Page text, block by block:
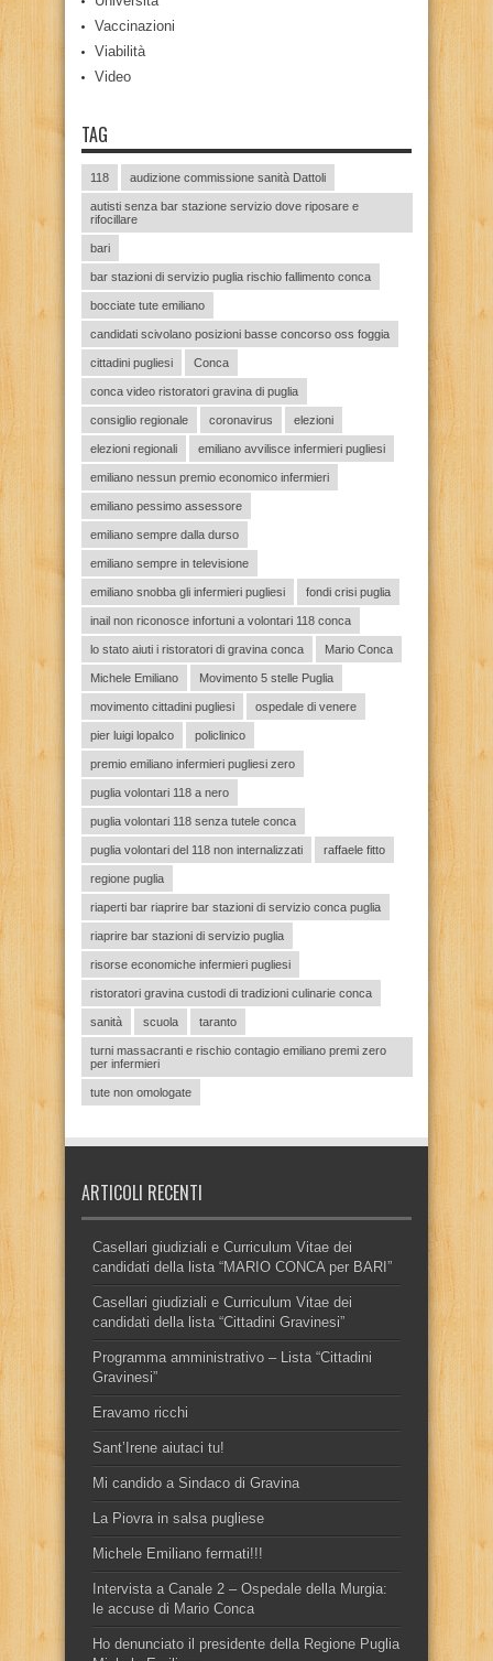
Vaccinazioni
Viabilità
Video
TAG
118 audizione commissione sanità Dattoli
autisti senza bar stazione servizio dove riposare e
rifocillare
bari
bar stazioni di servizio puglia rischio fallimento conca
bocciate tute emiliano
candidati scivolano posizioni basse concorso oss foggia
cittadini pugliesi Conca
conca video ristoratori gravina di puglia
consiglio regionale coronavirus elezioni
elezioni regionali emiliano avvilisce infermieri pugliesi
emiliano nessun premio economico infermieri
emiliano pessimo assessore
emiliano sempre dalla durso
emiliano sempre in televisione
emiliano snobba gli infermieri pugliesi fondi crisi puglia
inail non riconosce infortuni a volontari 118 conca
lo stato aiuti i ristoratori di gravina conca Mario Conca
Michele Emiliano Movimento 5 stelle Puglia
movimento cittadini pugliesi ospedale di venere
pier luigi lopalco policlinico
premio emiliano infermieri pugliesi zero
puglia volontari 118 a nero
puglia volontari 118 senza tutele conca
puglia volontari del 118 non internalizzati raffaele fitto
regione puglia
riaperti bar riaprire bar stazioni di servizio conca puglia
riaprire bar stazioni di servizio puglia
risorse economiche infermieri pugliesi
ristoratori gravina custodi di tradizioni culinarie conca
sanità scuola taranto
turni massacranti e rischio contagio emiliano premi zero
per infermieri
tute non omologate
ARTICOLI RECENTI
Casellari giudiziali e Curriculum Vitae dei
candidati della lista “MARIO CONCA per BARI”
Casellari giudiziali e Curriculum Vitae dei
candidati della lista “Cittadini Gravinesi”
Programma amministrativo – Lista “Cittadini
Gravinesi”
Eravamo ricchi
Sant’Irene aiutaci tu!
Mi candido a Sindaco di Gravina
La Piovra in salsa pugliese
Michele Emiliano fermati!!!
Intervista a Canale 2 – Ospedale della Murgia:
le accuse di Mario Conca
Ho denunciato il presidente della Regione Puglia